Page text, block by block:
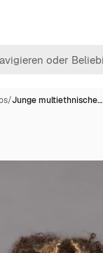
/Junge multiethnische…